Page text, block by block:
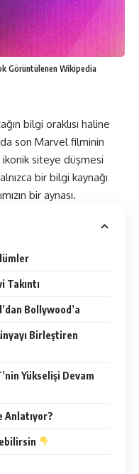
Görüntülenen Wikipedia
bilgi oraklısı haline
son Marvel filminin
ikonik siteye düşmesi
bir bilgi kaynağı
bir aynası.
Takıntı
Bollywood’a
Birleştiren
Yükselişi Devam
Anlatıyor?